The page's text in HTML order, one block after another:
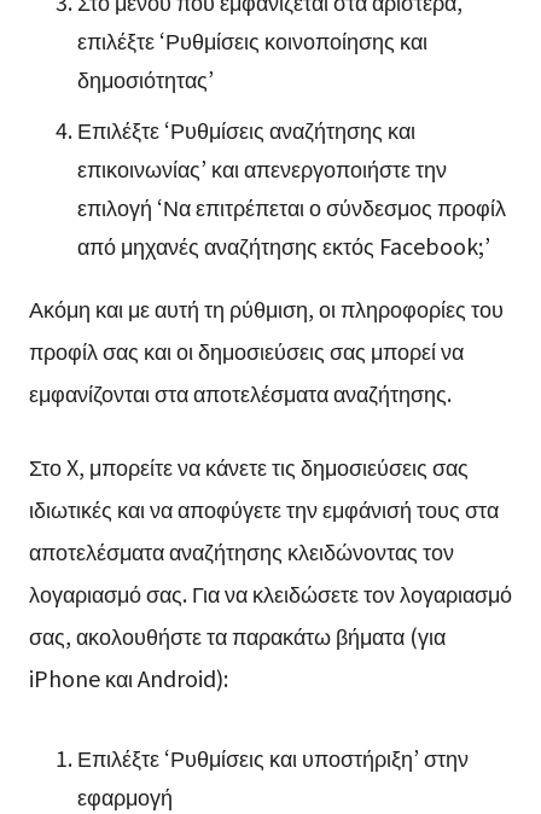
επιλέξτε ‘Ρυθμίσεις κοινοποίησης και
δημοσιότητας’
Επιλέξτε ‘Ρυθμίσεις αναζήτησης και
επικοινωνίας’ και απενεργοποιήστε την
επιλογή ‘Να επιτρέπεται ο σύνδεσμος προφίλ
από μηχανές αναζήτησης εκτός Facebook;’
Ακόμη και με αυτή τη ρύθμιση, οι πληροφορίες του
προφίλ σας και οι δημοσιεύσεις σας μπορεί να
εμφανίζονται στα αποτελέσματα αναζήτησης.
Στο X, μπορείτε να κάνετε τις δημοσιεύσεις σας
ιδιωτικές και να αποφύγετε την εμφάνισή τους στα
αποτελέσματα αναζήτησης κλειδώνοντας τον
λογαριασμό σας. Για να κλειδώσετε τον λογαριασμό
σας, ακολουθήστε τα παρακάτω βήματα (για
iPhone και Android):
Επιλέξτε ‘Ρυθμίσεις και υποστήριξη’ στην
εφαρμογή